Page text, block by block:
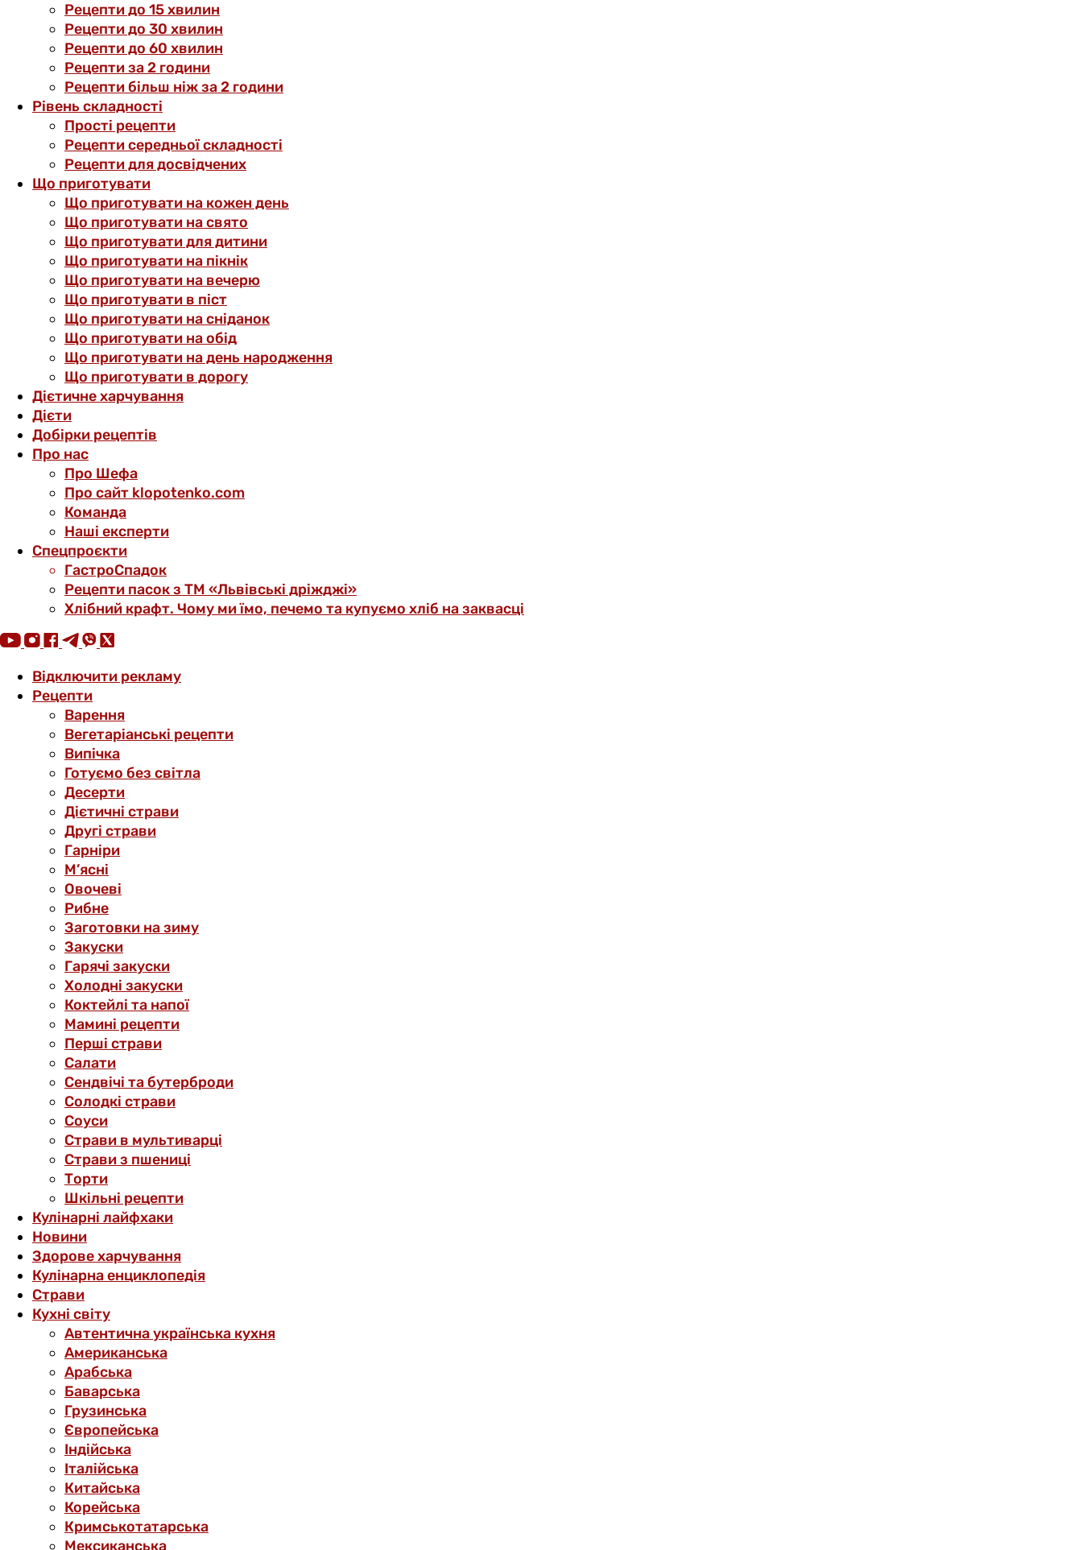
Рецепти до 15 хвилин
Рецепти до 30 хвилин
Рецепти до 60 хвилин
Рецепти за 2 години
Рецепти більш ніж за 2 години
Рівень складності
Прості рецепти
Рецепти середньої складності
Рецепти для досвідчених
Що приготувати
Що приготувати на кожен день
Що приготувати на свято
Що приготувати для дитини
Що приготувати на пікнік
Що приготувати на вечерю
Що приготувати в піст
Що приготувати на сніданок
Що приготувати на обід
Що приготувати на день народження
Що приготувати в дорогу
Дієтичне харчування
Дієти
Добірки рецептів
Про нас
Про Шефа
Про сайт klopotenko.com
Команда
Наші експерти
Спецпроєкти
ГастроСпадок
Рецепти пасок з ТМ «Львівські дріжджі»
Хлібний крафт. Чому ми їмо, печемо та купуємо хліб на заквасці
Відключити рекламу
Рецепти
Варення
Вегетаріанські рецепти
Випічка
Готуємо без світла
Десерти
Дієтичні страви
Другі страви
Гарніри
М’ясні
Овочеві
Рибне
Заготовки на зиму
Закуски
Гарячі закуски
Холодні закуски
Коктейлі та напої
Мамині рецепти
Перші страви
Салати
Сендвічі та бутерброди
Солодкі страви
Соуси
Страви в мультиварці
Страви з пшениці
Торти
Шкільні рецепти
Кулінарні лайфхаки
Новини
Здорове харчування
Кулінарна енциклопедія
Страви
Кухні світу
Автентична українська кухня
Американська
Арабська
Баварська
Грузинська
Європейська
Індійська
Італійська
Китайська
Корейська
Кримськотатарська
Мексиканська